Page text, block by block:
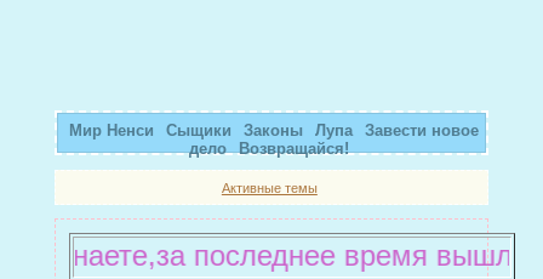
Мир Ненси Сыщики Законы Лупа
Завести новое
дело
Возвращайся!
Активные темы
знаете,за последнее время вышло